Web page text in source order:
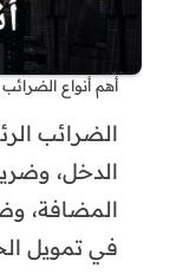
أهم أنواع
الضرائب
الدخل،
المضافة،
في تمويل